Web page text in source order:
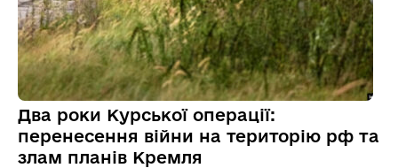
Два роки Курської операції:
перенесення війни на територію рф та
злам планів Кремля